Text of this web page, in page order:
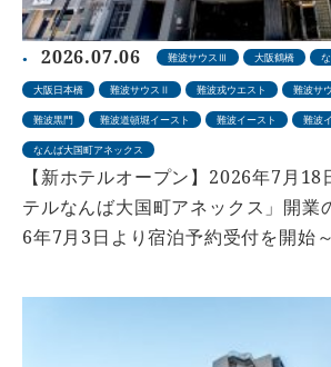
2026.07.06 難波サウスⅢ 大阪鶴橋
大阪日本橋 難波サウスⅡ 難波戎ウエスト 難波サ
難波黒門 難波道頓堀イースト 難波イースト 難波
なんば大国町アネックス
【新ホテルオープン】2026年7月
テルなんば大国町アネックス」開業
6年7月3日より宿泊予約受付を開始～